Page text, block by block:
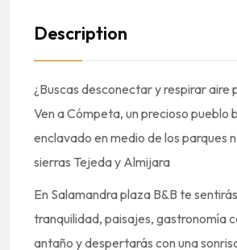
Description
¿Buscas desconectar y respirar aire
Ven a Cómpeta, un precioso pueblo
enclavado en medio de los parques
sierras Tejeda y Almijara
En Salamandra plaza B&B te
tranquilidad, paisajes, gastronomía
antaño y despertarás con una